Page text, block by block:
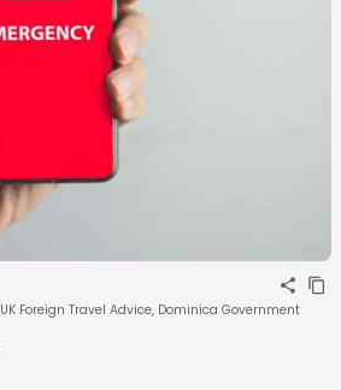
Foreign Travel Advice, Dominica Government